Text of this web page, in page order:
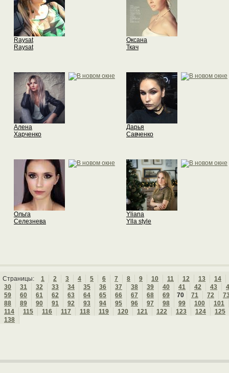
Raysat
Raysat
Оксана
Ткач
Алена
Харченко
Дарья
Савченко
Ольга
Селезнева
Yliana
Ylla style
Страницы: 1 2 3 4 5 6 7 8 9 10 11 12 13
14
30
31 32 33 34 35 36 37 38 39 40 41 42 43
59
60 61 62 63 64 65 66 67 68 69 70 71 72
88
89 90 91 92 93 94 95 96 97 98 99 100
101
114
115 116 117 118 119 120 121 122 123 124
125
138